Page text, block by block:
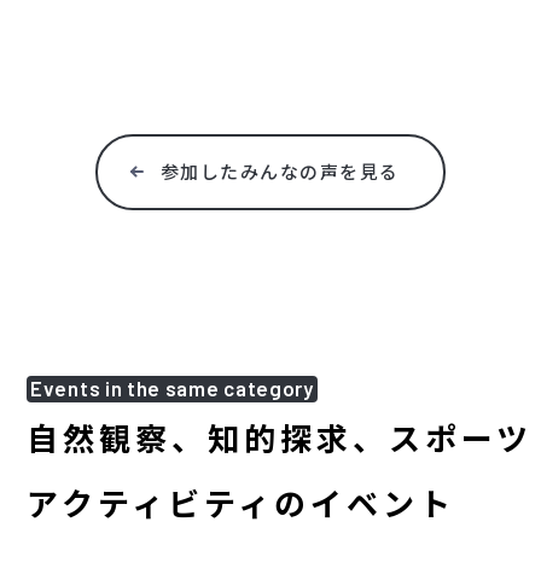
参加したみんなの声を見る
Events in the same category
自然観察、知的探求、スポーツ
アクティビティのイベント